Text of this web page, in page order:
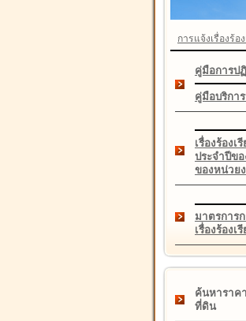
การแจ้งเรื่องร้อ
คู่มือการป
คู่มือบริกา
เรื่องร้องเ
ประจำปีข
ของหน่วย
มาตรการ
เรื่องร้องเ
ค้นหาราค
ที่ดิน